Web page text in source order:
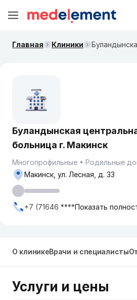
Главная Клиники
Буландынская
больница г. Макинск
Многопрофильные
Родильные
Макинск, ул. Лесная, д. 33
+7 (71646 ****Показать
О клиникеВрачи и специалисты
Услуги и цены